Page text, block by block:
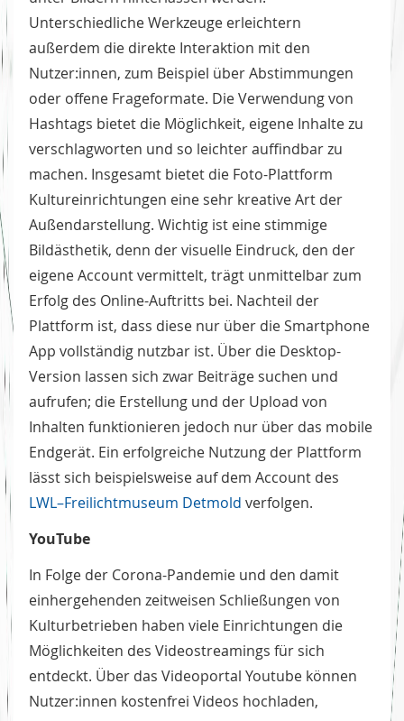
Unterschiedliche Werkzeuge erleichtern
außerdem die direkte Interaktion mit den
Nutzer:innen, zum Beispiel über Abstimmungen
oder offene Frageformate. Die Verwendung von
Hashtags bietet die Möglichkeit, eigene Inhalte zu
verschlagworten und so leichter auffindbar zu
machen. Insgesamt bietet die Foto-Plattform
Kultureinrichtungen eine sehr kreative Art der
Außendarstellung. Wichtig ist eine stimmige
Bildästhetik, denn der visuelle Eindruck, den der
eigene Account vermittelt, trägt unmittelbar zum
Erfolg des Online-Auftritts bei. Nachteil der
Plattform ist, dass diese nur über die Smartphone
App vollständig nutzbar ist. Über die Desktop-
Version lassen sich zwar Beiträge suchen und
aufrufen; die Erstellung und der Upload von
Inhalten funktionieren jedoch nur über das mobile
Endgerät. Ein erfolgreiche Nutzung der Plattform
lässt sich beispielsweise auf dem Account des
LWL–Freilichtmuseum Detmold verfolgen.
YouTube
In Folge der Corona-Pandemie und den damit
einhergehenden zeitweisen Schließungen von
Kulturbetrieben haben viele Einrichtungen die
Möglichkeiten des Videostreamings für sich
entdeckt. Über das Videoportal Youtube können
Nutzer:innen kostenfrei Videos hochladen,